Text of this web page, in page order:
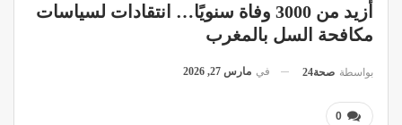
أزيد من 3000 وفاة سنويًا… انتقادات لسياسات
مكافحة السل بالمغرب
بواسطة صحة24 في مارس 27, 2026
0